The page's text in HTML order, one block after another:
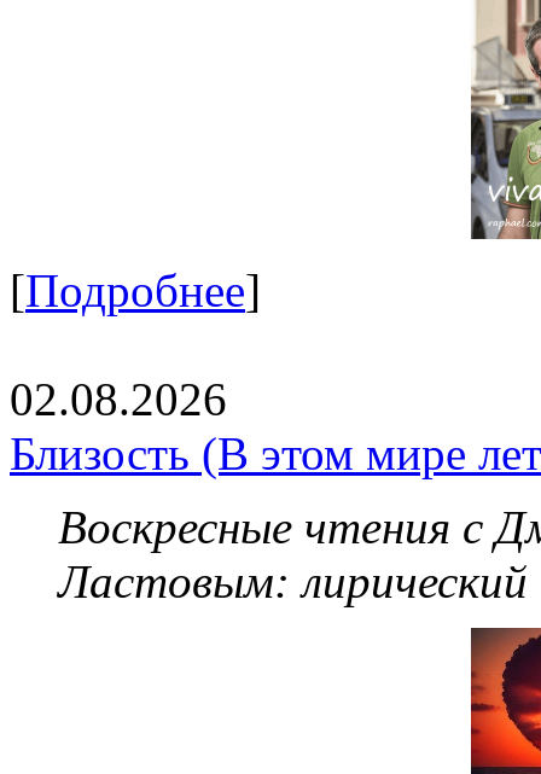
[Подробнее]
02.08.2026
Близость (В этом мире
Воскресные чтения с
Ластовым: